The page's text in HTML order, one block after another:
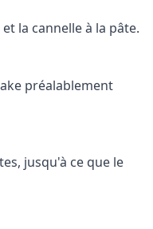
la cannelle à la pâte.
préalablement
jusqu'à ce que le